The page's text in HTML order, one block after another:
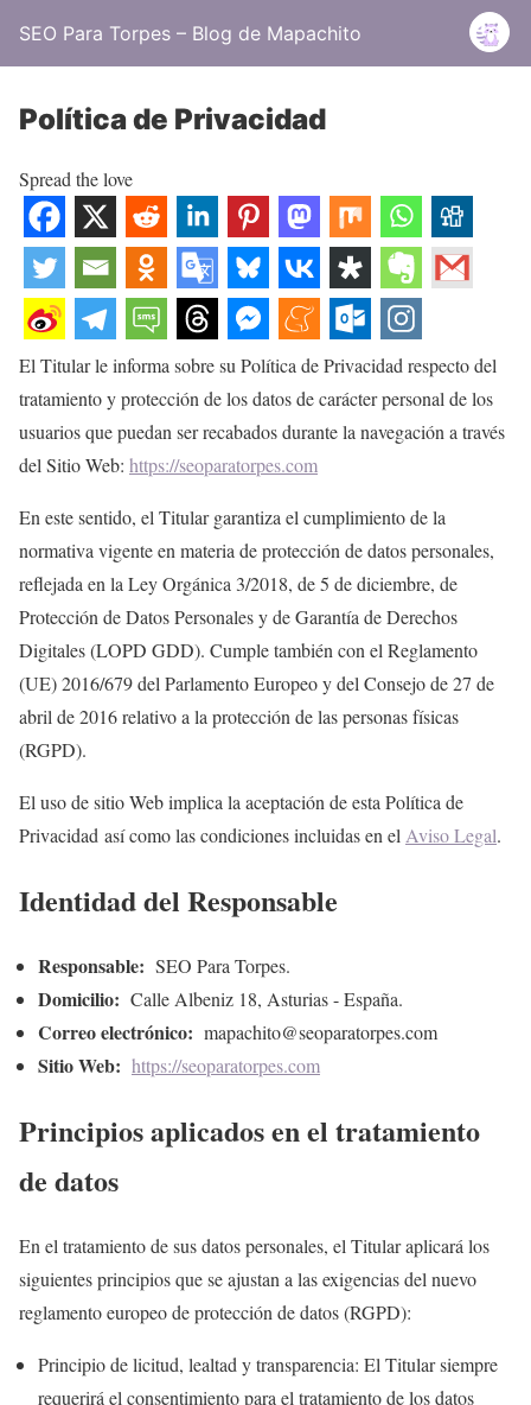
SEO Para Torpes – Blog de Mapachito
Política de Privacidad
Spread the love
El Titular le informa sobre su Política de Privacidad respecto del
tratamiento y protección de los datos de carácter personal de los
usuarios que puedan ser recabados durante la navegación a través
del Sitio Web: https://seoparatorpes.com
En este sentido, el Titular garantiza el cumplimiento de la
normativa vigente en materia de protección de datos personales,
reflejada en la Ley Orgánica 3/2018, de 5 de diciembre, de
Protección de Datos Personales y de Garantía de Derechos
Digitales (LOPD GDD). Cumple también con el Reglamento
(UE) 2016/679 del Parlamento Europeo y del Consejo de 27 de
abril de 2016 relativo a la protección de las personas físicas
(RGPD).
El uso de sitio Web implica la aceptación de esta Política de
Privacidad así como las condiciones incluidas en el Aviso Legal.
Identidad del Responsable
Responsable: SEO Para Torpes.
Domicilio: Calle Albeniz 18, Asturias - España.
Correo electrónico: mapachito@seoparatorpes.com
Sitio Web: https://seoparatorpes.com
Principios aplicados en el tratamiento
de datos
En el tratamiento de sus datos personales, el Titular aplicará los
siguientes principios que se ajustan a las exigencias del nuevo
reglamento europeo de protección de datos (RGPD):
Principio de licitud, lealtad y transparencia: El Titular siempre
requerirá el consentimiento para el tratamiento de los datos